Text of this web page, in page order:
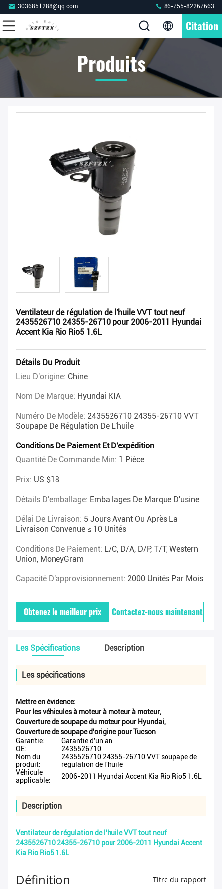
3036851288@qq.com 86-755-82267663
Citation
Produits
Ventilateur de régulation de l'huile VVT tout neuf
2435526710 24355-26710 pour 2006-2011 Hyundai
Accent Kia Rio Rio5 1.6L
Détails Du Produit
Lieu D'origine: Chine
Nom De Marque: Hyundai KIA
Numéro De Modèle: 2435526710 24355-26710 VVT
Soupape De Régulation De L'huile
Conditions De Paiement Et D'expédition
Quantité De Commande Min: 1 Pièce
Prix: US $18
Détails D'emballage: Emballages De Marque D'usine
Délai De Livraison: 5 Jours Avant Ou Après La
Livraison Convenue ≤ 10 Unités
Conditions De Paiement: L/C, D/A, D/P, T/T, Western
Union, MoneyGram
Capacité D'approvisionnement: 2000 Unités Par Mois
Obtenez le meilleur prix Contactez-nous maintenant
Les Spécifications Description
Les spécifications
Mettre en évidence:
Pour les véhicules à moteur à moteur à moteur,
Couverture de soupape du moteur pour Hyundai,
Couverture de soupape d'origine pour Tucson
Garantie:
Garantie d'un an
OE:
2435526710
Nom du
produit:
2435526710 24355-26710 VVT soupape de
régulation de l'huile
Véhicule
applicable:
2006-2011 Hyundai Accent Kia Rio Rio5 1.6L
Description
Ventilateur de régulation de l'huile VVT tout neuf
2435526710 24355-26710 pour 2006-2011 Hyundai Accent
Kia Rio Rio5 1.6L
Définition Titre du rapport